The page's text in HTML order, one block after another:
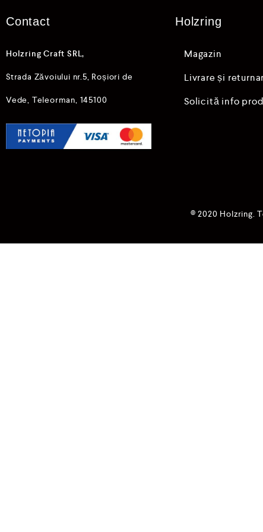
Contact
Holzring Craft SRL,
Strada Zăvoiului nr.5, Roșiori de
Vede, Teleorman, 145100
Holzring
Magazin
Livrare și
Solicită info
© 2020 Holzring.